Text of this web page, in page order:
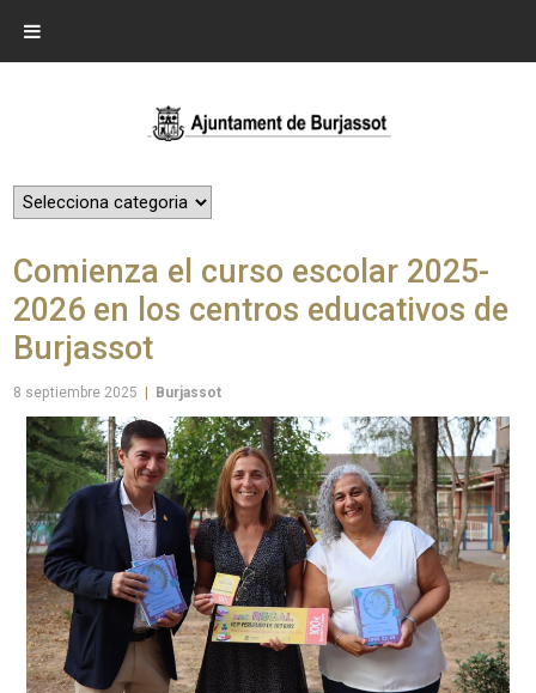
Comienza el curso escolar 2025-
2026 en los centros educativos de
Burjassot
8 septiembre 2025 Burjassot